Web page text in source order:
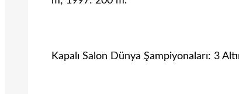
Kapalı Salon Dünya Şampiyonaları: 3